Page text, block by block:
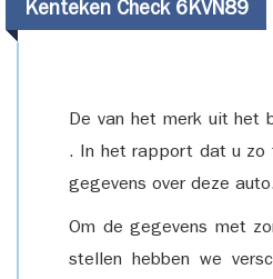
Kenteken Check 6KVN89
De van het merk uit het
. In het rapport dat u zo
gegevens over deze auto.
Om de gegevens met
stellen hebben we